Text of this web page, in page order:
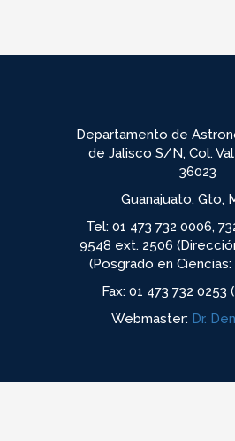
Departamento de
de Jalisco S/N, Col.
36023
Guanajuato, Gto,
Tel: 01 473 732 0006,
9548 ext. 2506
(Posgrado en
Fax: 01 473 732 0253
Webmaster: Dr.